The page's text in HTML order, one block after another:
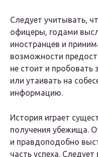
Следует учитывать,
офицеры, годами
иностранцев и
возможности
не стоит и пробовать
или утаивать на
информацию.
История играет
получения убежища.
и правдоподобно
часть успеха.